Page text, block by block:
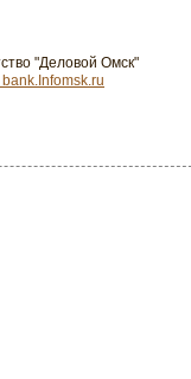
"Деловой Омск"